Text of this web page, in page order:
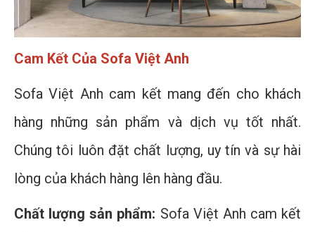
Cam Kết Của Sofa Việt Anh
Sofa Việt Anh cam kết mang đến cho khách
hàng những sản phẩm và dịch vụ tốt nhất.
Chúng tôi luôn đặt chất lượng, uy tín và sự hài
lòng của khách hàng lên hàng đầu.
Chất lượng sản phẩm: Sofa Việt Anh cam kết